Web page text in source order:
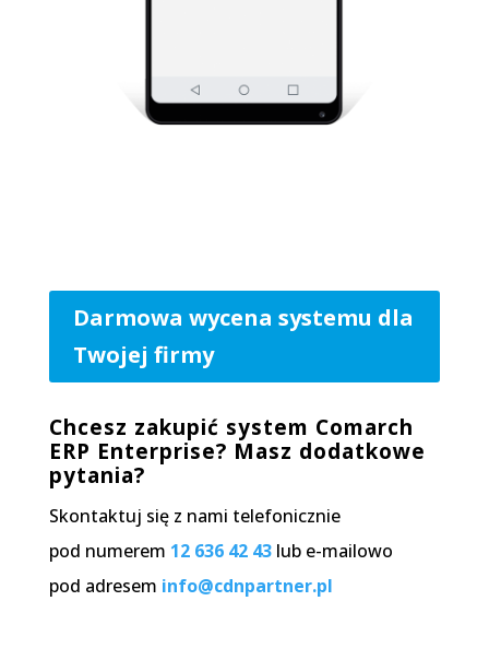
Darmowa wycena systemu dla
Twojej firmy
Chcesz zakupić system Comarch
ERP Enterprise? Masz dodatkowe
pytania?
Skontaktuj się z nami telefonicznie
pod numerem 12 636 42 43lub e-mailowo
pod adresem info@cdnpartner.pl